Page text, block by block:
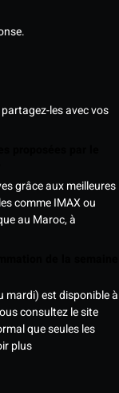
les avec vos
grâce aux meilleures
comme IMAX ou
au Maroc, à
mardi) est disponible à
consultez le site
que seules les
plus